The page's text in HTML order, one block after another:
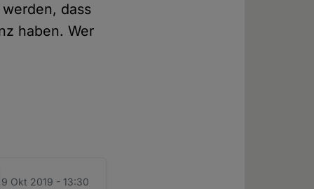
dass
haben. Wer
9 Okt 2019 - 13:30